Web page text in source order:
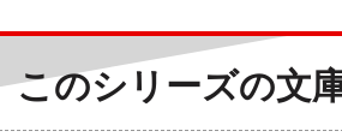
このシリーズの文